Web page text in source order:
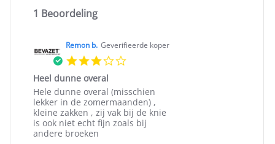
1 Beoordeling
Remon b. Geverifieerde koper
Heel dunne overal
Review
by
Remon
b.
on
review
stating
Heel
dunne
overal
Hele dunne overal (misschien
lekker in de zomermaanden) ,
kleine zakken , zij vak bij de knie
is ook niet echt fijn zoals bij
andere broeken